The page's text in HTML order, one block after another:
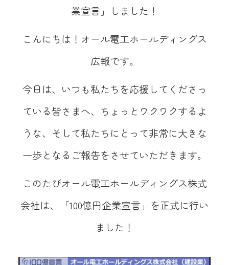
業宣言」しました！
こんにちは！オール電工ホールディングス
広報です。
今日は、いつも私たちを応援してくださっ
ている皆さまへ、ちょっとワクワクするよ
うな、そして私たちにとって非常に大きな
一歩となるご報告をさせていただきます。
このたびオール電工ホールディングス株式
会社は、「100億円企業宣言」を正式に行い
ました！